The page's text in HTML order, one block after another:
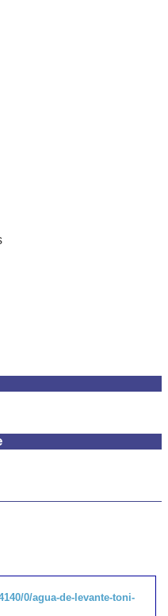
0/agua-de-levante-toni-